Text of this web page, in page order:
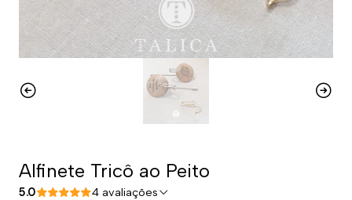
Alfinete Tricô ao Peito
5.0 4 avaliações